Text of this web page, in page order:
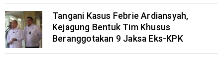
Tangani Kasus Febrie Ardiansyah,
Kejagung Bentuk Tim Khusus
Beranggotakan 9 Jaksa Eks-KPK